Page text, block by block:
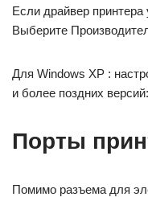
Если драйвер принтера
Выберите
Для Windows XP :
и более поздних
Порты
Помимо разъема для